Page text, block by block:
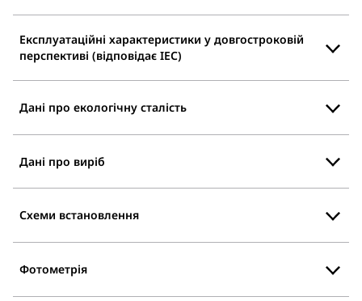
Експлуатаційні характеристики у довгостроковій
перспективі (відповідає IEC)
Дані про екологічну сталість
Дані про виріб
Схеми встановлення
Фотометрія